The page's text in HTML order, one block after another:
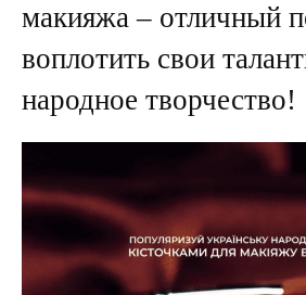
макияжа – отличный
воплотить свои
народное творчество!